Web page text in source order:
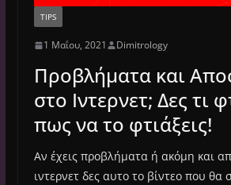
TIPS
1 Μαΐου, 2021 Dimitrology
Προβλήματα και
στο Ιντερνετ; Δες τι
πως να το φτιάξεις!
Αν έχεις προβλήματα ή ακόμη και
ιντερνετ δες αυτο το βίντεο που θα